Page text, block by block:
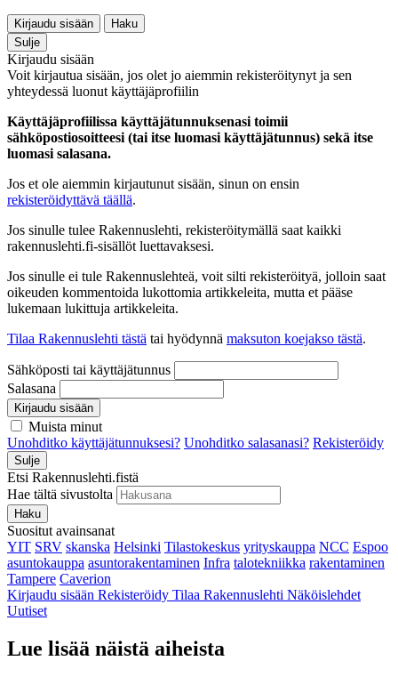
Kirjaudu sisään
Haku
Sulje
Kirjaudu sisään
Voit kirjautua sisään, jos olet jo aiemmin rekisteröitynyt ja sen
yhteydessä luonut käyttäjäprofiilin
Käyttäjäprofiilissa käyttäjätunnuksenasi toimii
sähköpostiosoitteesi (tai itse luomasi käyttäjätunnus) sekä itse
luomasi salasana.
Jos et ole aiemmin kirjautunut sisään, sinun on ensin
rekisteröidyttävä täällä.
Jos sinulle tulee Rakennuslehti, rekisteröitymällä saat kaikki
rakennuslehti.fi-sisällöt luettavaksesi.
Jos sinulle ei tule Rakennuslehteä, voit silti rekisteröityä, jolloin saat
oikeuden kommentoida lukottomia artikkeleita, mutta et pääse
lukemaan lukittuja artikkeleita.
Tilaa Rakennuslehti tästä tai hyödynnä maksuton koejakso tästä.
Sähköposti tai käyttäjätunnus
Salasana
Kirjaudu sisään
Muista minut
Unohditko käyttäjätunnuksesi? Unohditko salasanasi? Rekisteröidy
Sulje
Etsi Rakennuslehti.fistä
Hae tältä sivustolta
Haku
Suositut avainsanat
YIT SRV skanska Helsinki Tilastokeskus yrityskauppa NCC Espoo
asuntokauppa asuntorakentaminen Infra talotekniikka rakentaminen
Tampere Caverion
Kirjaudu sisään Rekisteröidy Tilaa Rakennuslehti Näköislehdet
Uutiset
Lue lisää näistä aiheista